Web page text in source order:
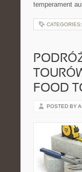
temperament
CATEGORIES:
FOOD
POSTED BY